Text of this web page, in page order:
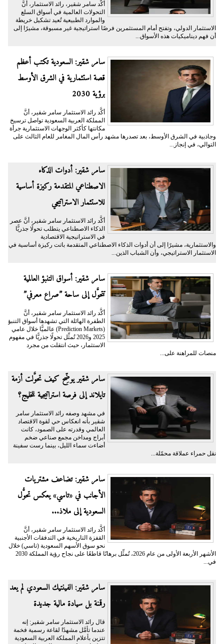
أكَّد سامر شقير، رائد الاستثمار، أنَّ
التحولات العالمية في أسواق السلع
والموارد الطبيعية تُعيد تشكيل خريطة
الاستثمار الدولي، وتفتح أمام المستثمرين فرصًا استراتيجية غير مسبوقة، مشيرًا إلى
أن فهم ديناميكيات هذه الأسواق...
سامر شقير: السعودية تكتب أعظم
قصة استثمارية في الشرق الأوسط
برؤية 2030
أكَّد رائد الاستثمار سامر شقير، أنَّ
المملكة العربية السعودية تواصل ترسيخ
مكانتها كأكثر الوجهات الاستثمارية جرأة
وجاذبية في الشرق الأوسط، بعد تصدرها مشهد رأس المال المغامر للعام الثالث على
التوالي، في إنجاز...
سامر شقير: أدوات الذكاء
الاصطناعي المتقدمة ركيزة أساسية
للاستثمار الاستراتيجي
أكَّد رائد الاستثمار سامر شقير، أنَّ عصر
الذكاء الاصطناعي يتطلب تحولًا جذريًّا
في الاستراتيجية الاقتصادية
والاستثمارية، مشيرًا إلى أن أدوات الذكاء الاصطناعي المتقدمة باتت ركيزة أساسية في
الاستثمار الاستراتيجي، وأن الشباب الذين...
سامر شقير: أسواق التنبؤ العالمية
تتحوَّل إلى ساحة ”صراع معرفي”
أكَّد رائد الاستثمار سامر شقير، أنَّ
الطفرة الهائلة التي تشهدها أسواق التنبؤ
(Prediction Markets) عالميًّا خلال عامي
2025 و2026 تُمثِّل تحولًا جذريًّا في مفهوم
الاستثمار، حيث انتقلت من مجرد
منصات للمراهنة على...
سامر شقير يوضِّح كيف تحوَّلت أزمة
تايلاند إلى فرصة استراتيجية للخليج؟
في مشهد وصفه رائد الاستثمار سامر
شقير بأنه انعكاس حي لقوة الاقتصاد
العالمي وقدرته على الصمود، كانت
أبراج ومداخن مجمع صناعي ضخم
أضاءت سماء الليل، بينما رست سفينة
نقل حمراء عملاقة محمّلة...
سامر شقير: تضاعف مشتريات
الأجانب في «تاسي» يعكس تحوُّل
السعودية إلى ملاذ...
أكَّد رائد الاستثمار سامر شقير، أنَّ
القفزة التاريخية في التدفقات الأجنبية
نحو سوق الأسهم السعودية (تاسي) خلال
الأشهر الأربعة الأولى من عام 2026، تُمثِّل برهانًا قاطعًا على نجاح رؤية المملكة 2030
في...
سامر شقير: الفينتيك السعودي لم يعد
رقمنة بل سيادة مالية جديدة
قال رائد الاستثمار سامر شقير: إنه
عندما تأمَّل مشهدًا لقاعة رسمية فخمة
تتزين بأعلام المملكة العربية السعودية